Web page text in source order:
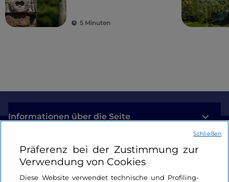
5 Minuten
Informationen über die Seite
Nützliche Links
Login
Präferenz bei der Zustimmung zur
Verwendung von Cookies
Diese Website verwendet technische und Profiling-
Schließen